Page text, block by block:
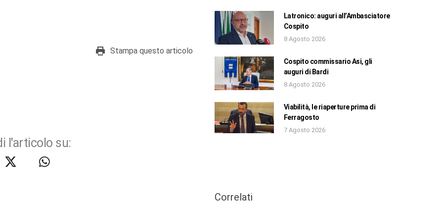
Stampa questo articolo
l'articolo su:
Latronico: auguri all’Ambasciatore
Cospito
8 Agosto 2026
Cospito commissario Asi, gli
auguri di Bardi
8 Agosto 2026
Viabilità, le riaperture prima di
Ferragosto
7 Agosto 2026
Correlati